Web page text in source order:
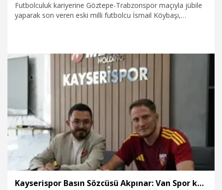
Futbolculuk kariyerine Göztepe-Trabzonspor maçıyla jübile
yaparak son veren eski milli futbolcu İsmail Köybaşı,
8.08.2026
Kayserispor Basın Sözcüsü Akpınar: Van Spor karşısına mutlak galibiyet parolasıyla çıkıyoruz